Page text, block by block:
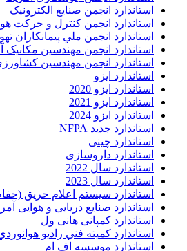
استاندارد انجمن صنايع الکترونيک
استاندارد انجمن کنترل و حرکت هوا
استاندارد انجمن ملي پيمانکاران
استاندارد انجمن مهندسين مکانيک
استاندارد انجمن مهندسین
استاندارد ایزو
استاندارد ایزو 2020
استاندارد ایزو 2021
استاندارد ایزو 2024
استاندارد جدید NFPA
استاندارد چینی
استاندارد داروسازی
استاندارد سال 2022
استاندارد سال 2023
استاندارد سیستم اعلام حریق
استاندارد صنایع دریایی و هوایی
استاندارد کمپانی هانی ول
استاندارد کميته فني راديو
استاندارد موسسه اف ام